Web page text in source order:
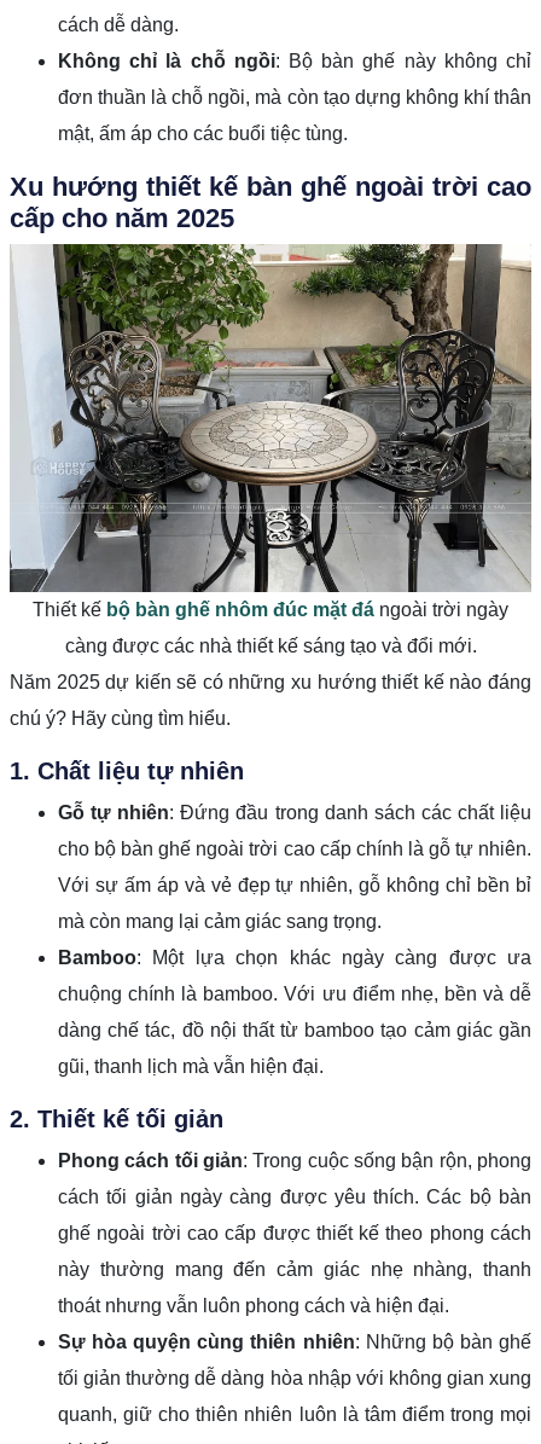
cách dễ dàng.
Không chỉ là chỗ ngồi: Bộ bàn ghế này không chỉ
đơn thuần là chỗ ngồi, mà còn tạo dựng không khí thân
mật, ấm áp cho các buổi tiệc tùng.
Xu hướng thiết kế bàn ghế ngoài trời cao
cấp cho năm 2025
Thiết kế bộ bàn ghế nhôm đúc mặt đá ngoài trời ngày
càng được các nhà thiết kế sáng tạo và đổi mới.
Năm 2025 dự kiến sẽ có những xu hướng thiết kế nào đáng
chú ý? Hãy cùng tìm hiểu.
1. Chất liệu tự nhiên
Gỗ tự nhiên: Đứng đầu trong danh sách các chất liệu
cho bộ bàn ghế ngoài trời cao cấp chính là gỗ tự nhiên.
Với sự ấm áp và vẻ đẹp tự nhiên, gỗ không chỉ bền bỉ
mà còn mang lại cảm giác sang trọng.
Bamboo: Một lựa chọn khác ngày càng được ưa
chuộng chính là bamboo. Với ưu điểm nhẹ, bền và dễ
dàng chế tác, đồ nội thất từ bamboo tạo cảm giác gần
gũi, thanh lịch mà vẫn hiện đại.
2. Thiết kế tối giản
Phong cách tối giản: Trong cuộc sống bận rộn, phong
cách tối giản ngày càng được yêu thích. Các bộ bàn
ghế ngoài trời cao cấp được thiết kế theo phong cách
này thường mang đến cảm giác nhẹ nhàng, thanh
thoát nhưng vẫn luôn phong cách và hiện đại.
Sự hòa quyện cùng thiên nhiên: Những bộ bàn ghế
tối giản thường dễ dàng hòa nhập với không gian xung
quanh, giữ cho thiên nhiên luôn là tâm điểm trong mọi